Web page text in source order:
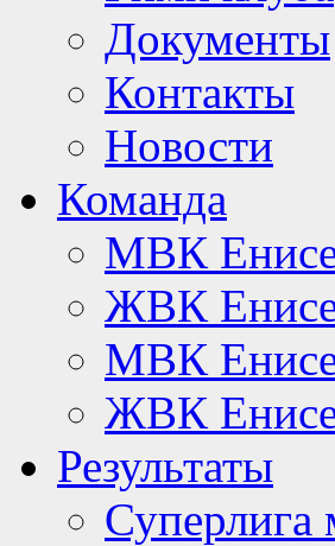
Документы
Контакты
Новости
Команда
МВК
ЖВК
МВК
ЖВК
Результаты